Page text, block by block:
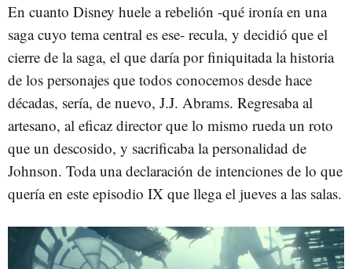
En cuanto Disney huele a rebelión -qué ironía en una
saga cuyo tema central es ese- recula, y decidió que el
cierre de la saga, el que daría por finiquitada la historia
de los personajes que todos conocemos desde hace
décadas, sería, de nuevo, J.J. Abrams. Regresaba al
artesano, al eficaz director que lo mismo rueda un roto
que un descosido, y sacrificaba la personalidad de
Johnson. Toda una declaración de intenciones de lo que
quería en este episodio IX que llega el jueves a las salas.